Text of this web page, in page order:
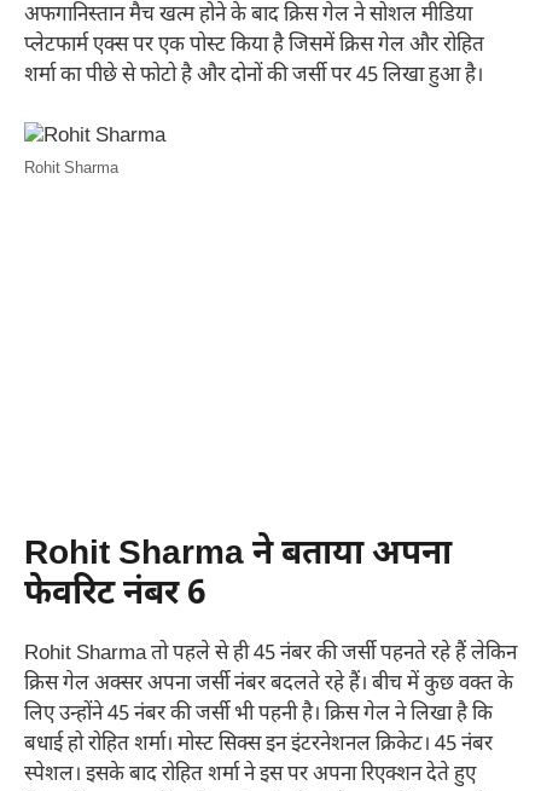
अफगानिस्तान मैच खत्म होने के बाद क्रिस गेल ने सोशल मीडिया
प्लेटफार्म एक्स पर एक पोस्ट किया है जिसमें क्रिस गेल और रोहित
शर्मा का पीछे से फोटो है और दोनों की जर्सी पर 45 लिखा हुआ है।
Rohit Sharma
Rohit Sharma ने बताया अपना
फेवरिट नंबर 6
Rohit Sharma तो पहले से ही 45 नंबर की जर्सी पहनते रहे हैं लेकिन
क्रिस गेल अक्सर अपना जर्सी नंबर बदलते रहे हैं। बीच में कुछ वक्त के
लिए उन्होंने 45 नंबर की जर्सी भी पहनी है। क्रिस गेल ने लिखा है कि
बधाई हो ​रोहित शर्मा। मोस्ट सिक्स इन इंटरनेशनल क्रिकेट। 45 नंबर
स्पेशल। इसके बाद रोहित शर्मा ने इस पर अपना रिएक्शन देते हुए ​